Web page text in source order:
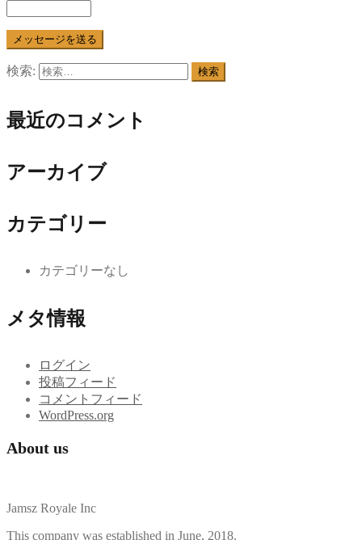
検索:
最近のコメント
アーカイブ
カテゴリー
カテゴリーなし
メタ情報
ログイン
投稿フィード
コメントフィード
WordPress.org
About us
Jamsz Royale Inc
This company was established in June, 2018.